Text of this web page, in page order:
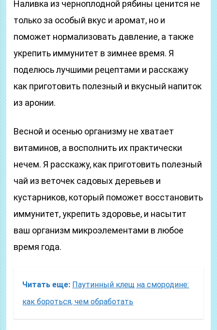
Наливка из черноплодной рябины ценится не
только за особый вкус и аромат, но и
поможет нормализовать давление, а также
укрепить иммунитет в зимнее время. Я
поделюсь лучшими рецептами и расскажу
как приготовить полезный и вкусный напиток
из аронии.
Весной и осенью организму не хватает
витаминов, а восполнить их практически
нечем. Я расскажу, как приготовить полезный
чай из веточек садовых деревьев и
кустарников, который поможет восстановить
иммунитет, укрепить здоровье, и насытит
ваш организм микроэлементами в любое
время года.
Читать еще: Паутинный клещ на смородине:
как бороться, чем обработать